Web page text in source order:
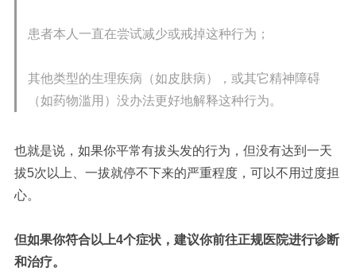
患者本人一直在尝试减少或戒掉这种行为；
其他类型的生理疾病（如皮肤病），或其它精神障碍
（如药物滥用）没办法更好地解释这种行为。
也就是说，如果你平常有拔头发的行为，但没有达到一天
拔5次以上、一拔就停不下来的严重程度，可以不用过度担
心。
但如果你符合以上4个症状，建议你前往正规医院进行诊断
和治疗。